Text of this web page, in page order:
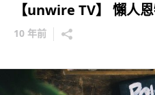
【unwire TV】 懶人
10 年前